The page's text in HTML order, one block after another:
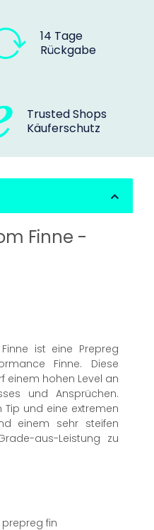
14 Tage
Rückgabe
Trusted Shops
Käuferschutz
Finne -
ist eine Prepreg
Finne. Diese
einem hohen Level an
und Ansprüchen.
Tip und eine extremen
einem sehr steifen
aus-Leistung zu
fin